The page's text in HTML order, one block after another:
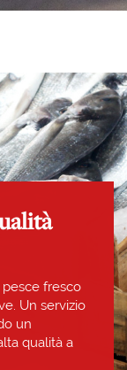
fresco
Un servizio
un
qualità a